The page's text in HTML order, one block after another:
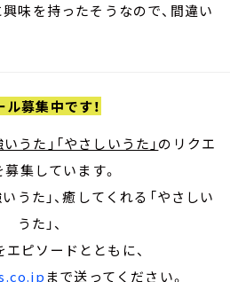
味を持ったそうなので、間違い
ル募集中です！
いうた」「やさしいうた」のリクエ
募集しています。
うた」、癒してくれる「やさしい
うた」、
エピソードとともに、
まで送ってください。